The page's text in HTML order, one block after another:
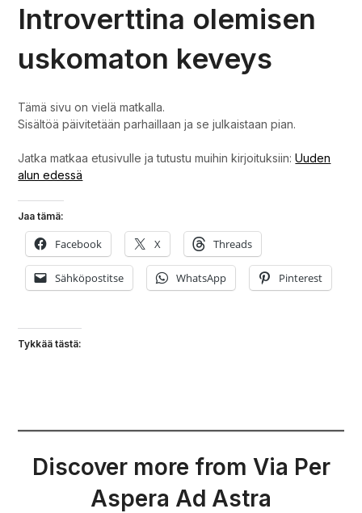
Introverttina olemisen
uskomaton keveys
Tämä sivu on vielä matkalla.
Sisältöä päivitetään parhaillaan ja se julkaistaan pian.
Jatka matkaa etusivulle ja tutustu muihin kirjoituksiin:Uuden
alun edessä
Jaa tämä:
Facebook X Threads
Sähköpostitse WhatsApp Pinterest
Tykkää tästä:
Discover more from Via Per
Aspera Ad Astra